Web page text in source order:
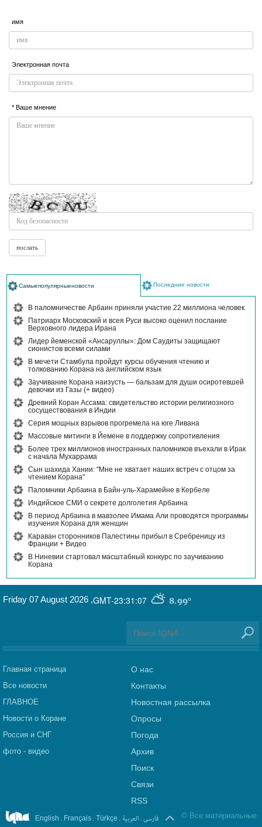
имя
Электронная почта
* Ваше мнение
Самыепопулярныеновости Последние новости
В паломничестве Арбаин приняли участие 22 миллиона человек
Патриарх Московский и всея Руси высоко оценил послание
Верховного лидера Ирана
Лидер йеменской «Ансаруллы»: Дом Саудиты защищают
сионистов всеми силами
В мечети Стамбула пройдут курсы обучения чтению и
толкованию Корана на английском язык
Заучивание Корана наизусть — бальзам для души осиротевшей
девочки из Газы (+ видео)
Древний Коран Ассама: свидетельство истории религиозного
сосуществования в Индии
Серия мощных взрывов прогремела на юге Ливана
Массовые митинги в Йемене в поддержку сопротивления
Более трех миллионов иностранных паломников въехали в Ирак
с начала Мухаррама
Сын шахида Хании: "Мне не хватает наших встреч с отцом за
чтением Корана"
Паломники Арбаина в Байн-уль-Харамейне в Кербеле
Индийское СМИ о секрете долголетия Арбаина
В период Арбаина в мавзолее Имама Али проводятся программы
изучения Корана для женщин
Караван сторонников Палестины прибыл в Сребреницу из
Франции + Видео
В Ниневии стартовал масштабный конкурс по заучиванию
Корана
GMT-23:31:07 8.99°
Friday 07 August 2026 ,
Главная страница
Все новости
ГЛАВНОЕ
Новости о Коране
Россия и СНГ
фото - видео
О нас
Контакты
Новостная рассылка
Опросы
Погода
Архив
Поиск
Связи
RSS
English . Français . Türkçe . العربیة . فارسی © Все материальные